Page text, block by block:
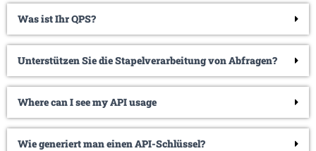
Was ist Ihr QPS?
Unterstützen Sie die Stapelverarbeitung von Abfragen?
Where can I see my API usage
Wie generiert man einen API-Schlüssel?